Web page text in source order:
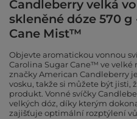
Candleberry velká
skleněné dóze 570
Cane Mist™
Objevte aromatickou vonnou
Carolina Sugar Cane™ ve velké
značky American Candleberry
vosku, takže si můžete být
produkt. Vonné svíčky
velkých dóz, díky kterým
zajišťuje optimální rozptýlení